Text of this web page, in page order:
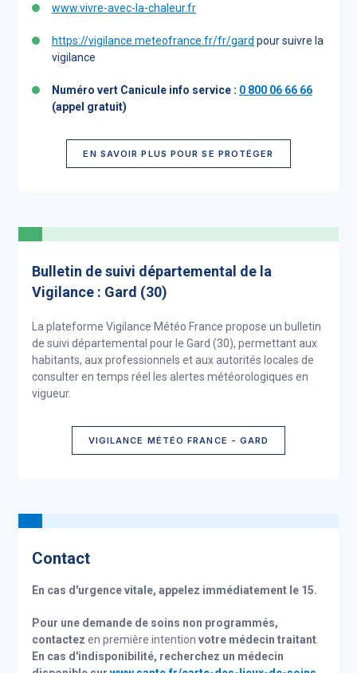
www.vivre-avec-la-chaleur.fr
https://vigilance.meteofrance.fr/fr/gard pour suivre la
vigilance
Numéro vert Canicule info service : 0 800 06 66 66
(appel gratuit)
EN SAVOIR PLUS POUR SE PROTÉGER
Bulletin de suivi départemental de la
Vigilance : Gard (30)
La plateforme Vigilance Météo France propose un bulletin
de suivi départemental pour le Gard (30), permettant aux
habitants, aux professionnels et aux autorités locales de
consulter en temps réel les alertes météorologiques en
vigueur.
VIGILANCE MÉTÉO FRANCE - GARD
Contact
En cas d'urgence vitale, appelez immédiatement le 15.
Pour une demande de soins non programmés,
contactez en première intention votre médecin traitant.
En cas d'indisponibilité, recherchez un médecin